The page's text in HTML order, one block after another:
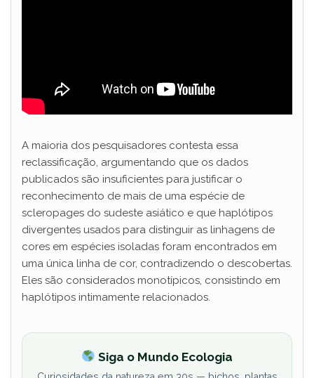
A maioria dos pesquisadores contesta essa
reclassificação, argumentando que os dados
publicados são insuficientes para justificar o
reconhecimento de mais de uma espécie de
scleropages do sudeste asiático e que haplótipos
divergentes usados para distinguir as linhagens de
cores em espécies isoladas foram encontrados em
uma única linha de cor, contradizendo o descobertas.
Eles são considerados monotípicos, consistindo em
haplótipos intimamente relacionados.
Siga o Mundo Ecologia